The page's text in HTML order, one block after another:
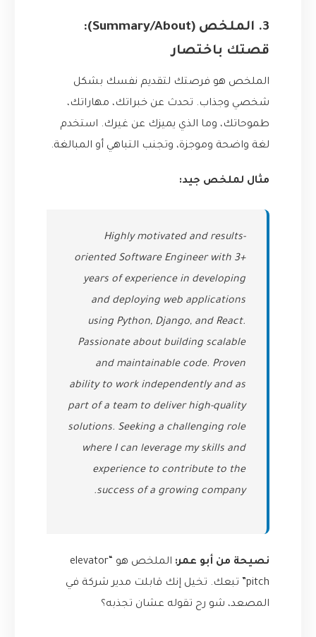
3. الملخص (Summary/About):
قصتك باختصار
الملخص هو فرصتك لتقديم نفسك بشكل
شخصي وجذاب. تحدث عن خبراتك، مهاراتك،
طموحاتك، وما الذي يميزك عن غيرك. استخدم
لغة واضحة وموجزة، وتجنب التباهي أو المبالغة.
مثال لملخص جيد:
Highly motivated and results-
oriented Software Engineer with 3+
years of experience in developing
and deploying web applications
using Python, Django, and React.
Passionate about building scalable
and maintainable code. Proven
ability to work independently and as
part of a team to deliver high-quality
solutions. Seeking a challenging role
where I can leverage my skills and
experience to contribute to the
success of a growing company.
نصيحة من أبو عمر:
الملخص هو “elevator
pitch” تبعك. تخيل إنك قابلت مدير شركة في
المصعد، شو رح تقوله عشان تجذبه؟